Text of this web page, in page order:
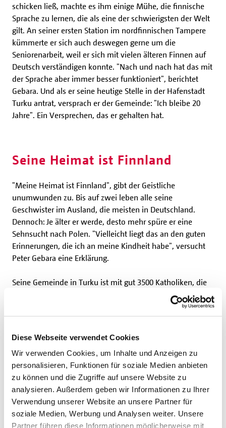
Diese Webseite verwendet Cookies
Wir verwenden Cookies, um Inhalte und Anzeigen zu
personalisieren, Funktionen für soziale Medien anbieten
zu können und die Zugriffe auf unsere Website zu
analysieren. Außerdem geben wir Informationen zu Ihrer
Verwendung unserer Website an unsere Partner für
soziale Medien, Werbung und Analysen weiter. Unsere
Partner führen diese Informationen möglicherweise mit
schicken ließ, machte es ihm einige Mühe, die finnische
Sprache zu lernen, die als eine der schwierigsten der Welt
gilt. An seiner ersten Station im nordfinnischen Tampere
kümmerte er sich auch deswegen gerne um die
Seniorenarbeit, weil er sich mit vielen älteren Finnen auf
Deutsch verständigen konnte. "Nach und nach hat das mit
der Sprache aber immer besser funktioniert", berichtet
Gebara. Und als er seine heutige Stelle in der Hafenstadt
Turku antrat, versprach er der Gemeinde: "Ich bleibe 20
Jahre". Ein Versprechen, das er gehalten hat.
Seine Heimat ist Finnland
"Meine Heimat ist Finnland", gibt der Geistliche
unumwunden zu. Bis auf zwei leben alle seine
Geschwister im Ausland, die meisten in Deutschland.
Dennoch: Je älter er werde, desto mehr spüre er eine
Sehnsucht nach Polen. "Vielleicht liegt das an den guten
Erinnerungen, die ich an meine Kindheit habe", versucht
Peter Gebara eine Erklärung.
Seine Gemeinde in Turku ist mit gut 3500 Katholiken, die
drittgrößte in Finnland. Die Gemeindefläche ist –
verglichen mit anderen Pfarreien in dem skandinavischen
Land - eher klein. "Die Ausdehnung in Süd-Nord-Richtung
Katholiken dort gemeinsam mit einem ebenfalls aus Polen
stammenden Kaplan betreut. In Kürze wird Turku auch
Stützpunkt von zwei jungen Frauen, die das
Praktikum im Nordenbeim Bonifatiuswerk absolvieren.
Sie sollen im örtlichen Birgittenkloster und in der
Gemeinde mitarbeiten.